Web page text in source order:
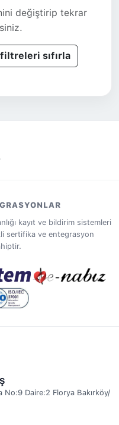
değiştirip tekrar
sıfırla
kayıt ve bildirim sistemleri
sertifika ve entegrasyon
No:9 Daire:2 Florya Bakırköy/